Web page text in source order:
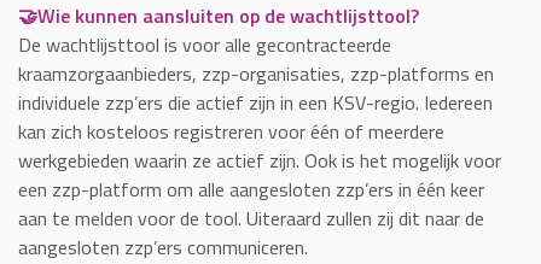
🤝Wie kunnen aansluiten op de wachtlijsttool?
De wachtlijsttool is voor alle gecontracteerde
kraamzorgaanbieders, zzp-organisaties, zzp-platforms en
individuele zzp’ers die actief zijn in een KSV-regio. Iedereen
kan zich kosteloos registreren voor één of meerdere
werkgebieden waarin ze actief zijn. Ook is het mogelijk voor
een zzp-platform om alle aangesloten zzp’ers in één keer
aan te melden voor de tool. Uiteraard zullen zij dit naar de
aangesloten zzp’ers communiceren.